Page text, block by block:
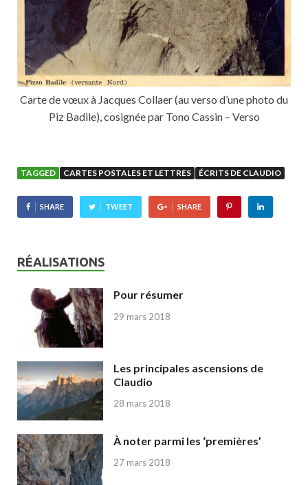
Carte de vœux à Jacques Collaer (au verso d’une photo du
Piz Badile), cosignée par Tono Cassin – Verso
TAGGED CARTES POSTALES ET LETTRES ÉCRITS DE CLAUDIO
SHARE TWEET SHARE
RÉALISATIONS
Pour résumer
29 mars 2018
Les principales ascensions de
Claudio
28 mars 2018
À noter parmi les ‘premières’
27 mars 2018